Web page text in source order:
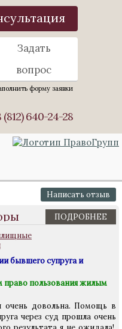
Задать
вопрос
форму заявки
(812) 640-24-28
Написать отзыв
ПОДРОБНЕЕ
бывшего супруга и
пользования жилым
довольна. Помощь в
через суд прошла очень